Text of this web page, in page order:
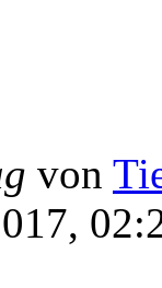
von